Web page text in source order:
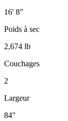
16' 8"
Poids à sec
2,674 lb
Couchages
2
Largeur
84"